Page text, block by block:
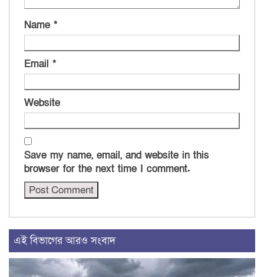
Name *
Email *
Website
Save my name, email, and website in this
browser for the next time I comment.
এই বিভাগের আরও সংবাদ